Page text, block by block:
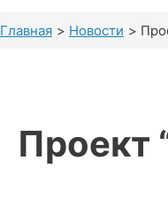
Главная Новости
Проект